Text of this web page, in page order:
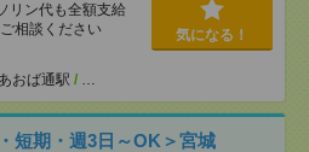
ン代も全額支給
相談ください
おば通駅 / …
気になる！
短期・週3日～OK＞宮城